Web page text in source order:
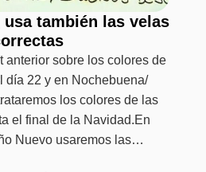
usa también las velas
anterior sobre los colores de
día 22 y en Nochebuena/
los colores de las
el final de la Navidad.En
Nuevo usaremos las…